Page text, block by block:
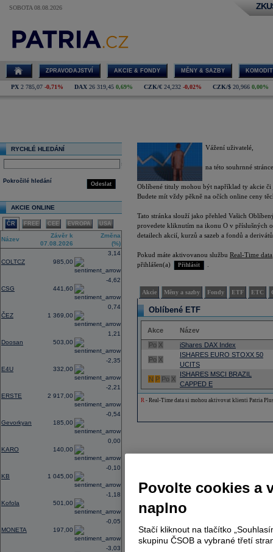
SOBOTA 08.08.2026
ZPRAVODAJSTVÍ AKCIE & FONDY MĚNY & SAZBY
PX 2 785,07 -0,71% DAX 26 319,45 0,69% CZK/€ 24,232 -0,02% CZK/$ 20,966 0,00%
RYCHLÉ HLEDÁNÍ
select
Odeslat
Pokročilé hledání
AKCIE ONLINE
ČR FREE CEE EVROPA USA
Název
Závěr k
07.08.2026
Změna
(%)
COLTCZ 985,00
3,14
CSG 441,60
-4,62
ČEZ 1 369,00
0,74
Doosan 503,00
1,21
E4U 332,00
-2,35
ERSTE 2 917,00
-2,21
Gevorkyan 185,00
-0,54
KARO 140,00
0,00
KB 1 045,00
-0,10
Kofola 501,00
-1,18
MONETA 197,00
-0,05
-3,03
Vážení uživatelé,
na této souhrnné
Oblíbené tituly mohou být například ty akcie
Budete mít vždy pěkně na očích online ceny
Tato stránka slouží jako přehled Vašich
provedete kliknutím na ikonu O v příslušných
detailech akcií, kurzů a sazeb a fondů a
Pokud máte aktivovanou službu Real-Time data
přihlášen(a)
Přihlásit
Akcie Měny a sazby Fondy ETF ETC
Oblíbené ETF
Akce
Název
Po X
iShares DAX Index
Po X
ISHARES EURO STOXX 50
UCITS
N P Po X
ISHARES MSCI BRAZIL
CAPPED E
R - Real-Time data si mohou aktivovat klienti Patria
Povolte cookies a
naplno
Stačí kliknout na tlačítko
skupinu ČSOB a vybrané třetí